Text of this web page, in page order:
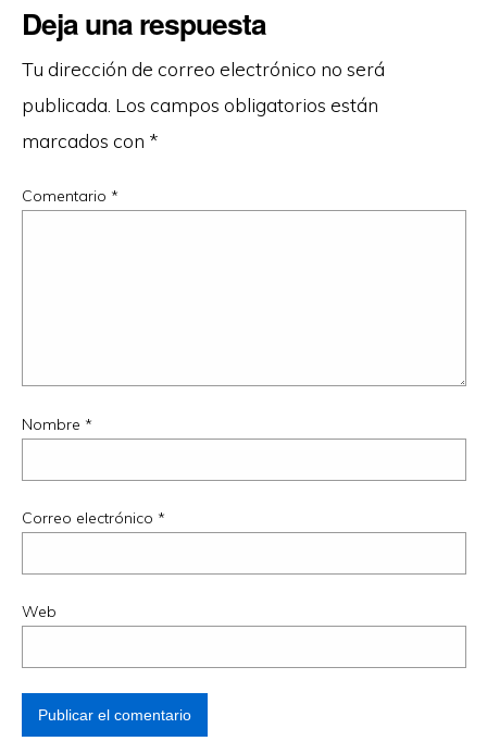
Deja una respuesta
Tu dirección de correo electrónico no será
publicada. Los campos obligatorios están
marcados con *
Comentario *
Nombre *
Correo electrónico *
Web